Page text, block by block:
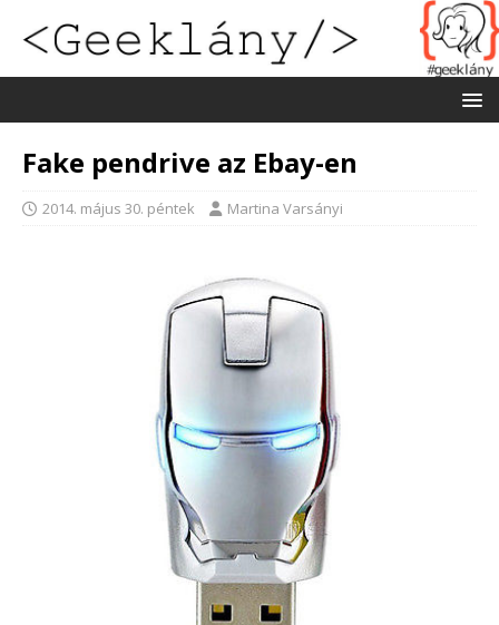
Fake pendrive az Ebay-en
2014. május 30. péntek Martina Varsányi